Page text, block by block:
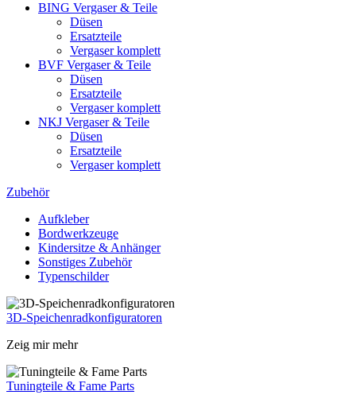
BING Vergaser & Teile
Düsen
Ersatzteile
Vergaser komplett
BVF Vergaser & Teile
Düsen
Ersatzteile
Vergaser komplett
NKJ Vergaser & Teile
Düsen
Ersatzteile
Vergaser komplett
Zubehör
Aufkleber
Bordwerkzeuge
Kindersitze & Anhänger
Sonstiges Zubehör
Typenschilder
3D-Speichenradkonfiguratoren
Zeig mir mehr
Tuningteile & Fame Parts